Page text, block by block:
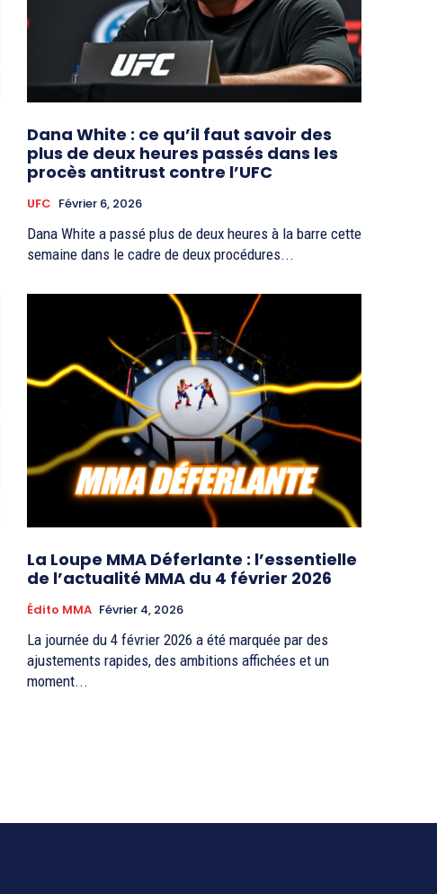
Dana White : ce qu’il faut savoir des
plus de deux heures passés dans les
procès antitrust contre l’UFC
UFC Février 6, 2026
Dana White a passé plus de deux heures à la barre cette
semaine dans le cadre de deux procédures...
La Loupe MMA Déferlante : l’essentielle
de l’actualité MMA du 4 février 2026
Édito MMA Février 4, 2026
La journée du 4 février 2026 a été marquée par des
ajustements rapides, des ambitions affichées et un
moment...